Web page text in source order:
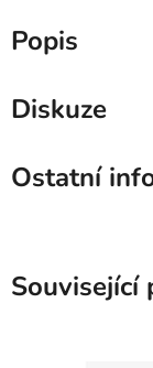
Popis
Diskuze
Ostatní
Související